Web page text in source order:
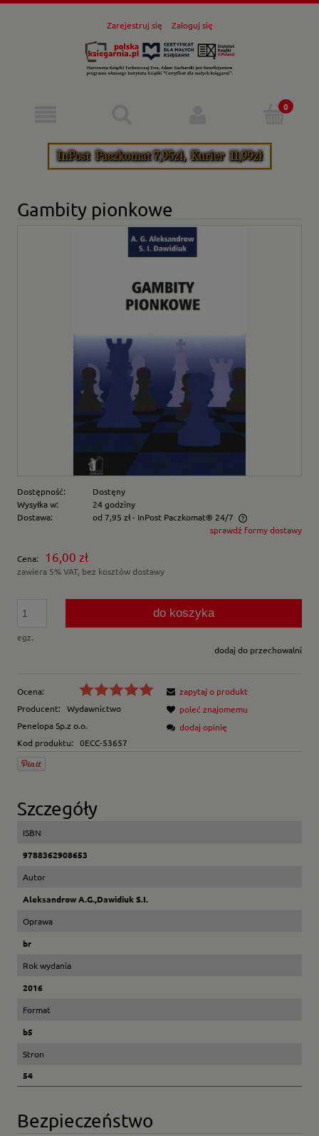
Zarejestruj się Zaloguj się
Gambity pionkowe
Dostępność:
Dostęny
Wysyłka w:
24 godziny
Dostawa:
od 7,95 zł- InPost Paczkomat® 24/7
Cena nie zawiera ewentualnych kosztów płatnościsprawdź formy dostawy
Cena: 16,00 zł
zawiera 5% VAT, bez kosztów dostawy
egz.
do koszyka
dodaj do przechowalni
Ocena:
Producent:
Wydawnictwo
Penelopa Sp.z o.o.
Kod produktu:
0ECC-53657
zapytaj o produkt
poleć znajomemu
dodaj opinię
Szczegóły
ISBN
9788362908653
Autor
Aleksandrow A.G.,Dawidiuk S.I.
Oprawa
br
Rok wydania
2016
Format
b5
Stron
54
Bezpieczeństwo